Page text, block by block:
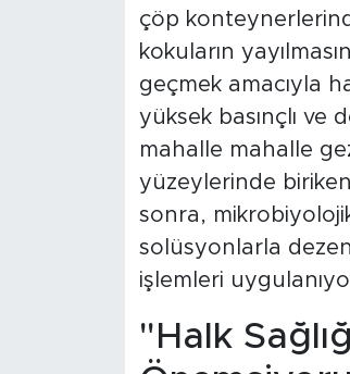
çöp
kokuların
geçmek amacıyla
yüksek basınçlı ve
mahalle mahalle
yüzeylerinde biriken
sonra,
solüsyonlarla
işlemleri
"Halk